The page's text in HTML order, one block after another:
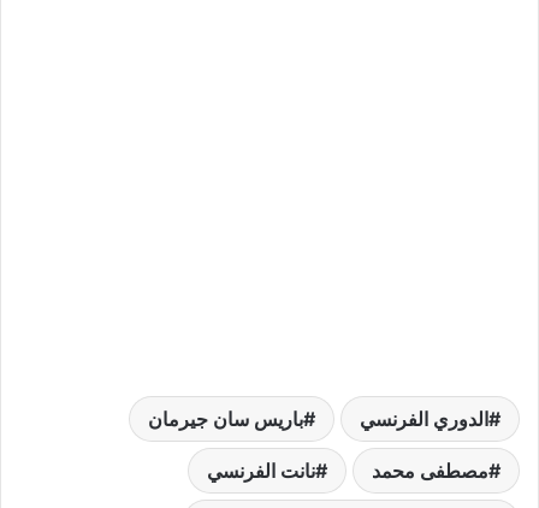
الدوري الفرنسي باريس سان جيرمان
مصطفى محمد نانت الفرنسي